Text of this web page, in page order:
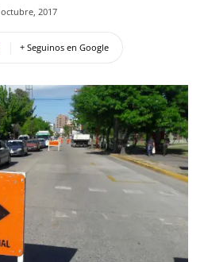
octubre, 2017
+ Seguinos en Google